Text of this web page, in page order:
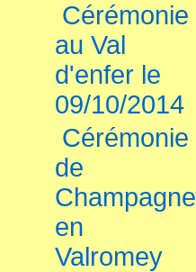
Cérémonie
au Val
d'enfer le
09/10/2014
Cérémonie
de
Champagne
en
Valromey